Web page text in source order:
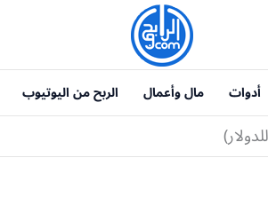
أدوات مال وأعمال الربح من اليوتيوب